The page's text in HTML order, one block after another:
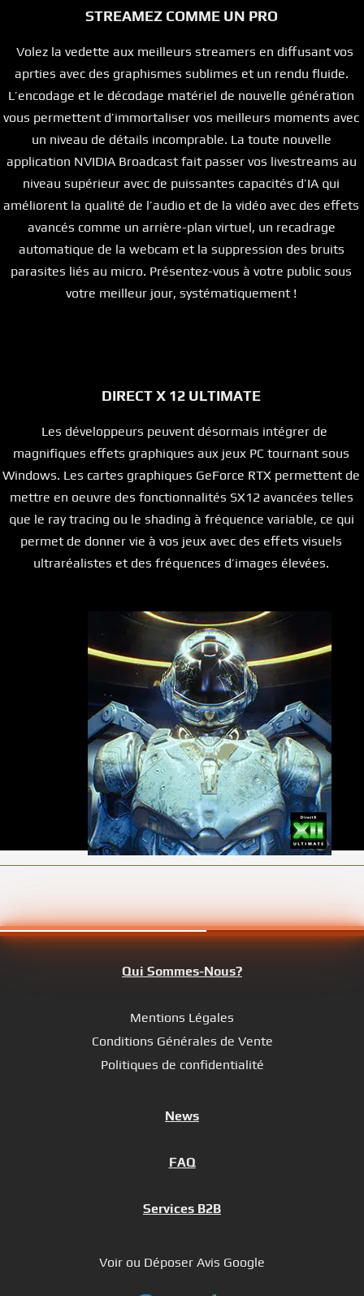
STREAMEZ COMME UN PRO
Volez la vedette aux meilleurs streamers en diffusant vos
aprties avec des graphismes sublimes et un rendu fluide.
L’encodage et le décodage matériel de nouvelle génération
vous permettent d’immortaliser vos meilleurs moments avec
un niveau de détails incomprable. La toute nouvelle
application NVIDIA Broadcast fait passer vos livestreams au
niveau supérieur avec de puissantes capacités d’IA qui
améliorent la qualité de l’audio et de la vidéo avec des effets
avancés comme un arrière-plan virtuel, un recadrage
automatique de la webcam et la suppression des bruits
parasites liés au micro. Présentez-vous à votre public sous
votre meilleur jour, systématiquement !
DIRECT X 12 ULTIMATE
Les développeurs peuvent désormais intégrer de
magnifiques effets graphiques aux jeux PC tournant sous
Windows. Les cartes graphiques GeForce RTX permettent de
mettre en oeuvre des fonctionnalités SX12 avancées telles
que le ray tracing ou le shading à fréquence variable, ce qui
permet de donner vie à vos jeux avec des effets visuels
ultraréalistes et des fréquences d’images élevées.
Qui Sommes-Nous?
Mentions Légales
Conditions Générales de Vente
Politiques de confidentialité
News
FAQ
Services B2B
Voir ou Déposer Avis Google